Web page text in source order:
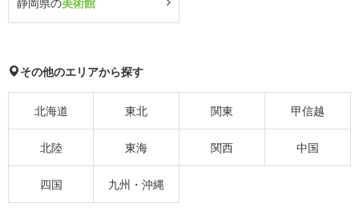
その他のエリアから探す
北海道 東北 関東 甲信越
北陸 東海 関西 中国
四国 九州・沖縄